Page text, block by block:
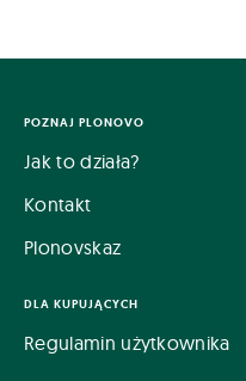
POZNAJ PLONOVO
Jak to działa?
Kontakt
Plonovskaz
DLA KUPUJĄCYCH
Regulamin użytkownika